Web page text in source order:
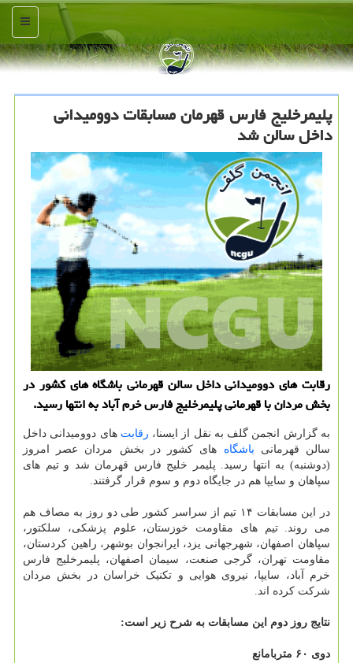
منو
پلیمرخلیج فارس قهرمان مسابقات دوومیدانی
داخل سالن شد
رقابت های دوومیدانی داخل سالن قهرمانی باشگاه های کشور در
بخش مردان با قهرمانی پلیمرخلیج فارس خرم آباد به انتها رسید.
به گزارش انجمن گلف به نقل از ایسنا، رقابت های دوومیدانی داخل
سالن قهرمانی باشگاه های کشور در بخش مردان عصر امروز
(دوشنبه) به انتها رسید. پلیمر خلیج فارس قهرمان شد و تیم های
سپاهان و سایپا هم در جایگاه دوم و سوم قرار گرفتند.
در این مسابقات ۱۴ تیم از سراسر کشور طی دو روز به مصاف هم
می روند. تیم های مقاومت خوزستان، علوم پزشکی، سلکتور،
سپاهان اصفهان، شهرجهانی یزد، ایرانجوان بوشهر، راهین کردستان،
مقاومت تهران، گرجی صنعت، سیمان اصفهان، پلیمرخلیج فارس
خرم آباد، سایپا، نیروی هوایی و تکنیک خراسان در بخش مردان
شرکت کرده اند.
نتایج روز دوم این مسابقات به شرح زیر است:
دوی ۶۰ متربامانع